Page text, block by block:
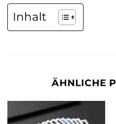
Inhalt
ÄHNLICHE